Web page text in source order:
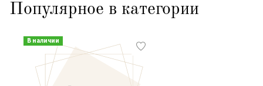
Популярное в категории
В наличии